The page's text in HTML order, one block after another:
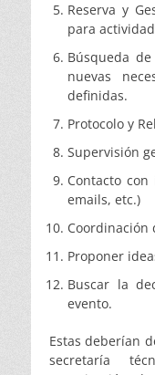
Reserva y
para
Búsqueda
nuevas
definidas.
Protocolo y
Supervisión
Contacto
emails, etc.)
Coordinación
Proponer
Buscar la
evento.
Estas deberían
secretaría